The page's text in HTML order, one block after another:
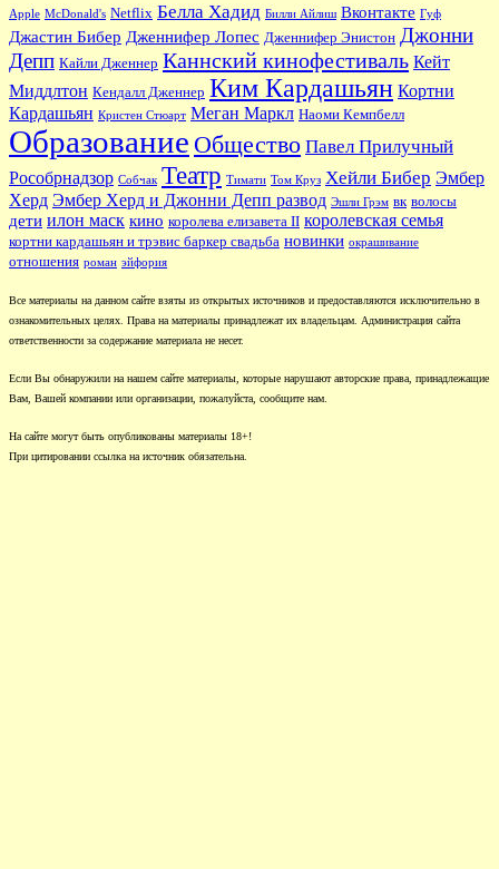
Apple McDonald's Netflix Белла Хадид Билли Айлиш Вконтакте Гуф
Джастин Бибер Дженнифер Лопес Дженнифер Энистон Джонни
Депп Кайли Дженнер Каннский кинофестиваль Кейт
Миддлтон Кендалл Дженнер Ким Кардашьян Кортни
Кардашьян Кристен Стюарт Меган Маркл Наоми Кемпбелл
Образование Общество Павел Прилучный
Рособрнадзор Собчак Театр Тимати Том Круз Хейли Бибер Эмбер
Херд Эмбер Херд и Джонни Депп развод Эшли Грэм вк волосы
дети илон маск кино королева елизавета II королевская семья
кортни кардашьян и трэвис баркер свадьба новинки окрашивание
отношения роман эйфория
Все материалы на данном сайте взяты из открытых источников и предоставляются исключительно в
ознакомительных целях. Права на материалы принадлежат их владельцам. Администрация сайта
ответственности за содержание материала не несет.
Если Вы обнаружили на нашем сайте материалы, которые нарушают авторские права, принадлежащие
Вам, Вашей компании или организации, пожалуйста, сообщите нам.
На сайте могут быть опубликованы материалы 18+!
При цитировании ссылка на источник обязательна.